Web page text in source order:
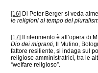
[16] Di Peter Berger si veda
le religioni al tempo del
[17] Il riferimento è all’opera di
Dio dei migranti , Il Mulino,
fattore resiliente, si indaga sul
religiose amministratrici, tra le
“welfare religioso”.